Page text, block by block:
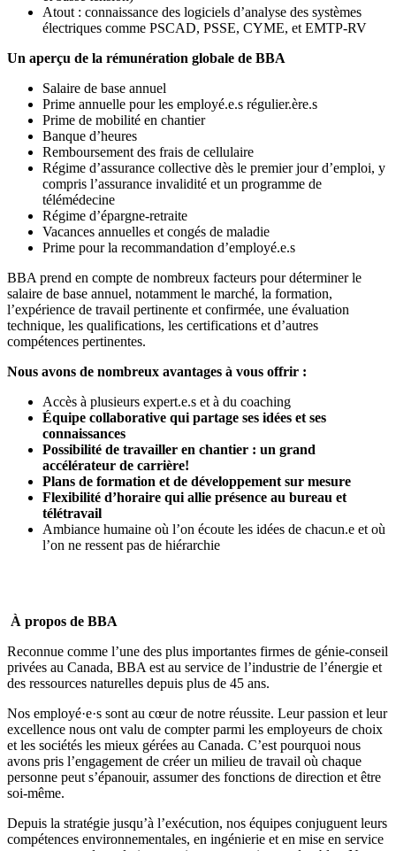
Atout : connaissance des logiciels d’analyse des systèmes
électriques comme PSCAD, PSSE, CYME, et EMTP-RV
Un aperçu de la rémunération globale de BBA
Salaire de base annuel
Prime annuelle pour les employé.e.s régulier.ère.s
Prime de mobilité en chantier
Banque d’heures
Remboursement des frais de cellulaire
Régime d’assurance collective dès le premier jour d’emploi, y
compris l’assurance invalidité et un programme de
télémédecine
Régime d’épargne-retraite
Vacances annuelles et congés de maladie
Prime pour la recommandation d’employé.e.s
BBA prend en compte de nombreux facteurs pour déterminer le
salaire de base annuel, notamment le marché, la formation,
l’expérience de travail pertinente et confirmée, une évaluation
technique, les qualifications, les certifications et d’autres
compétences pertinentes.
Nous avons de nombreux avantages à vous offrir :
Accès à plusieurs expert.e.s et à du coaching
Équipe collaborative qui partage ses idées et ses
connaissances
Possibilité de travailler en chantier : un grand
accélérateur de carrière!
Plans de formation et de développement sur mesure
Flexibilité d’horaire qui allie présence au bureau et
télétravail
Ambiance humaine où l’on écoute les idées de chacun.e et où
l’on ne ressent pas de hiérarchie
À propos de BBA
Reconnue comme l’une des plus importantes firmes de génie-conseil
privées au Canada, BBA est au service de l’industrie de l’énergie et
des ressources naturelles depuis plus de 45 ans.
Nos employé·e·s sont au cœur de notre réussite. Leur passion et leur
excellence nous ont valu de compter parmi les employeurs de choix
et les sociétés les mieux gérées au Canada. C’est pourquoi nous
avons pris l’engagement de créer un milieu de travail où chaque
personne peut s’épanouir, assumer des fonctions de direction et être
soi-même.
Depuis la stratégie jusqu’à l’exécution, nos équipes conjuguent leurs
compétences environnementales, en ingénierie et en mise en service